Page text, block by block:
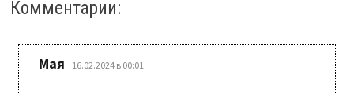
Комментарии:
Мая 16.02.2024 в 00:01